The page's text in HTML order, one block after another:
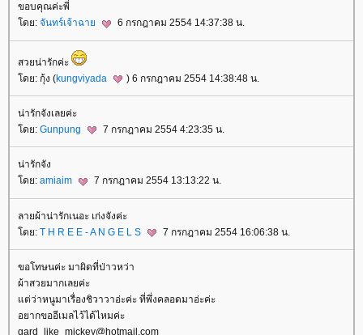
ขอบคุณค่ะพี่
ดย: จันทร์เจ้าฉา 6 กรกฎาคม 2554 14:37:38 น.
สวยน่ารักค่ะ
ดย: กุ้ง (kungviyada ) 6 กรกฎาคม 2554 14:38:48 น.
น่ารักจังเลยค่ะ
ดย: Gunpung 7 กรกฎาคม 2554 4:23:35 น.
น่ารักจัง
ดย: amiaim 7 กรกฎาคม 2554 13:13:22 น.
ลายผ้าน่ารักเนอะ เก่งจังค่ะ
ดย: T H R E E - A N G E L S 7 กรกฎาคม 2554 16:06:38 น.
ขอโทษนค่ะ มาผิดที่ป่าวหว่า
ผ้าสวยมากเลยค่ะ
ต่ว่าหนูมาเรื่องชิวาวาอ่ะค่ะ ที่พึ่งคลอดมาอ่ะค่ะ
อยากขออีเมลไว้ได้ไหมค่ะ
gard_like_mickey@hotmail.com